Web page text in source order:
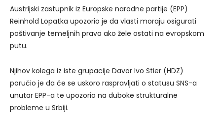
Austrijski zastupnik iz Europske narodne partije (EPP)
Reinhold Lopatka upozorio je da vlasti moraju osigurati
poštivanje temeljnih prava ako žele ostati na evropskom
putu.
Njihov kolega iz iste grupacije Davor Ivo Stier (HDZ)
poručio je da će se uskoro raspravljati o statusu SNS-a
unutar EPP-a te upozorio na duboke strukturalne
probleme u Srbiji.